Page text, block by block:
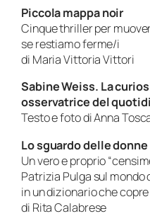
Piccola mappa noir
Cinque thriller per
se restiamo ferme/i
di Maria Vittoria Vittori
Sabine Weiss. La
osservatrice del
Testo e foto di Anna
Lo sguardo delle
Un vero e proprio
Patrizia Pulga sul
in un dizionario che
di Rita Calabrese